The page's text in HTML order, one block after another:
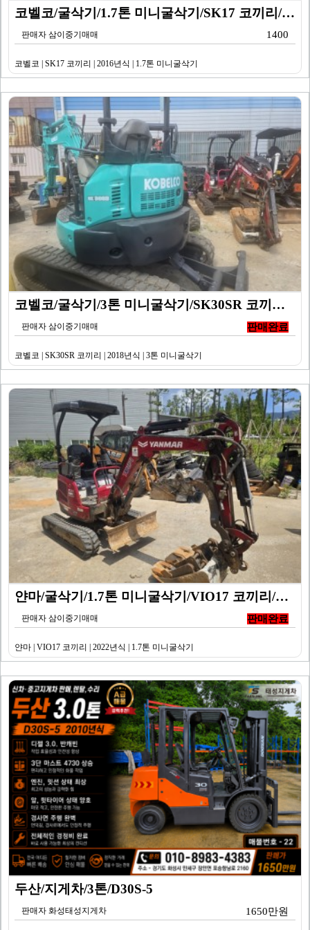
코벨코/굴삭기/1.7톤 미니굴삭기/SK17 코끼리/20…
판매자 삼이중기매매 1400
코벨코 | SK17 코끼리 | 2016년식 | 1.7톤 미니굴삭기
코벨코/굴삭기/3톤 미니굴삭기/SK30SR 코끼리/20…
판매자 삼이중기매매 판매완료
코벨코 | SK30SR 코끼리 | 2018년식 | 3톤 미니굴삭기
얀마/굴삭기/1.7톤 미니굴삭기/VIO17 코끼리/20…
판매자 삼이중기매매 판매완료
얀마 | VIO17 코끼리 | 2022년식 | 1.7톤 미니굴삭기
두산/지게차/3톤/D30S-5
판매자 화성태성지게차 1650만원